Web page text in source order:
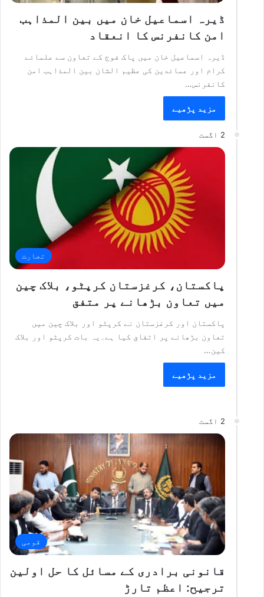
ڈیرہ اسماعیل خان میں بین المذاہب
امن کانفرنس کا انعقاد
ڈیرہ اسماعیل خان میں پاک فوج کے تعاون سے علمائے
کرام اور عمائدین کی عظیم الشان بین المذاہب امن
کانفرنس…
مزید پڑھیے
2 اگست
تجارت
پاکستان، کرغزستان کرپٹو، بلاک چین
میں تعاون بڑھانے پر متفق
پاکستان اور کرغزستان نے کرپٹو اور بلاک چین میں
تعاون بڑھانے پر اتفاق کیا ہے۔یہ بات کرپٹو اور بلاک
کین…
مزید پڑھیے
2 اگست
قومی
قانونی برادری کے مسائل کا حل اولین
ترجیح: اعظم تارڑ